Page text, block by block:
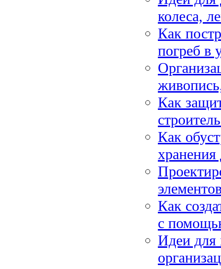
колеса,
Как
погреб в
Как
Как
Как
с
Идеи для